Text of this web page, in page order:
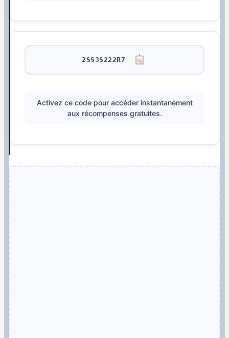
2SS3S222R7
Activez ce code pour accéder instantanément
aux récompenses gratuites.